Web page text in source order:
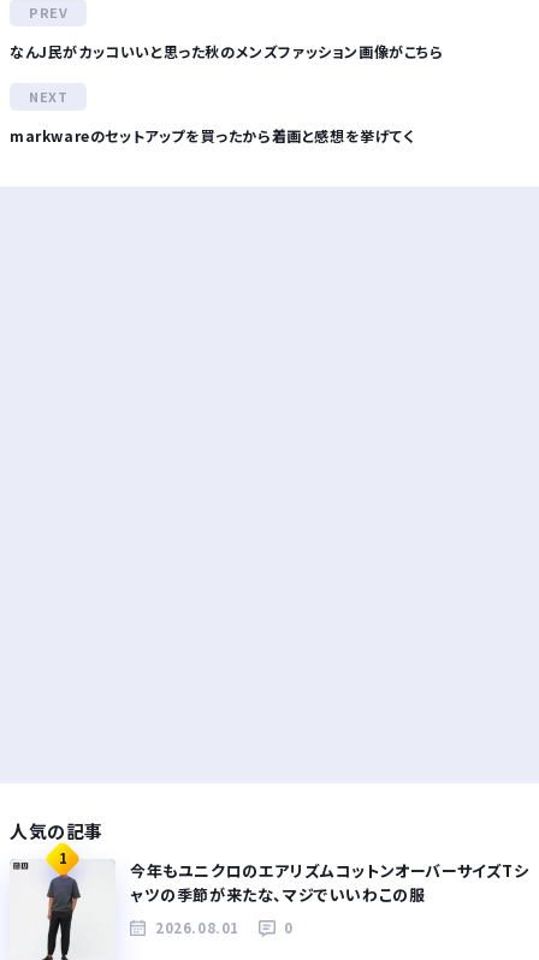
なんJ民がカッコいいと思った秋のメンズファッション画像がこちら
markwareのセットアップを買ったから着画と感想を挙げてく
人気の記事
1
今年もユニクロのエアリズムコットンオーバーサイズTシ
ャツの季節が来たな、マジでいいわこの服
2026.08.01 0